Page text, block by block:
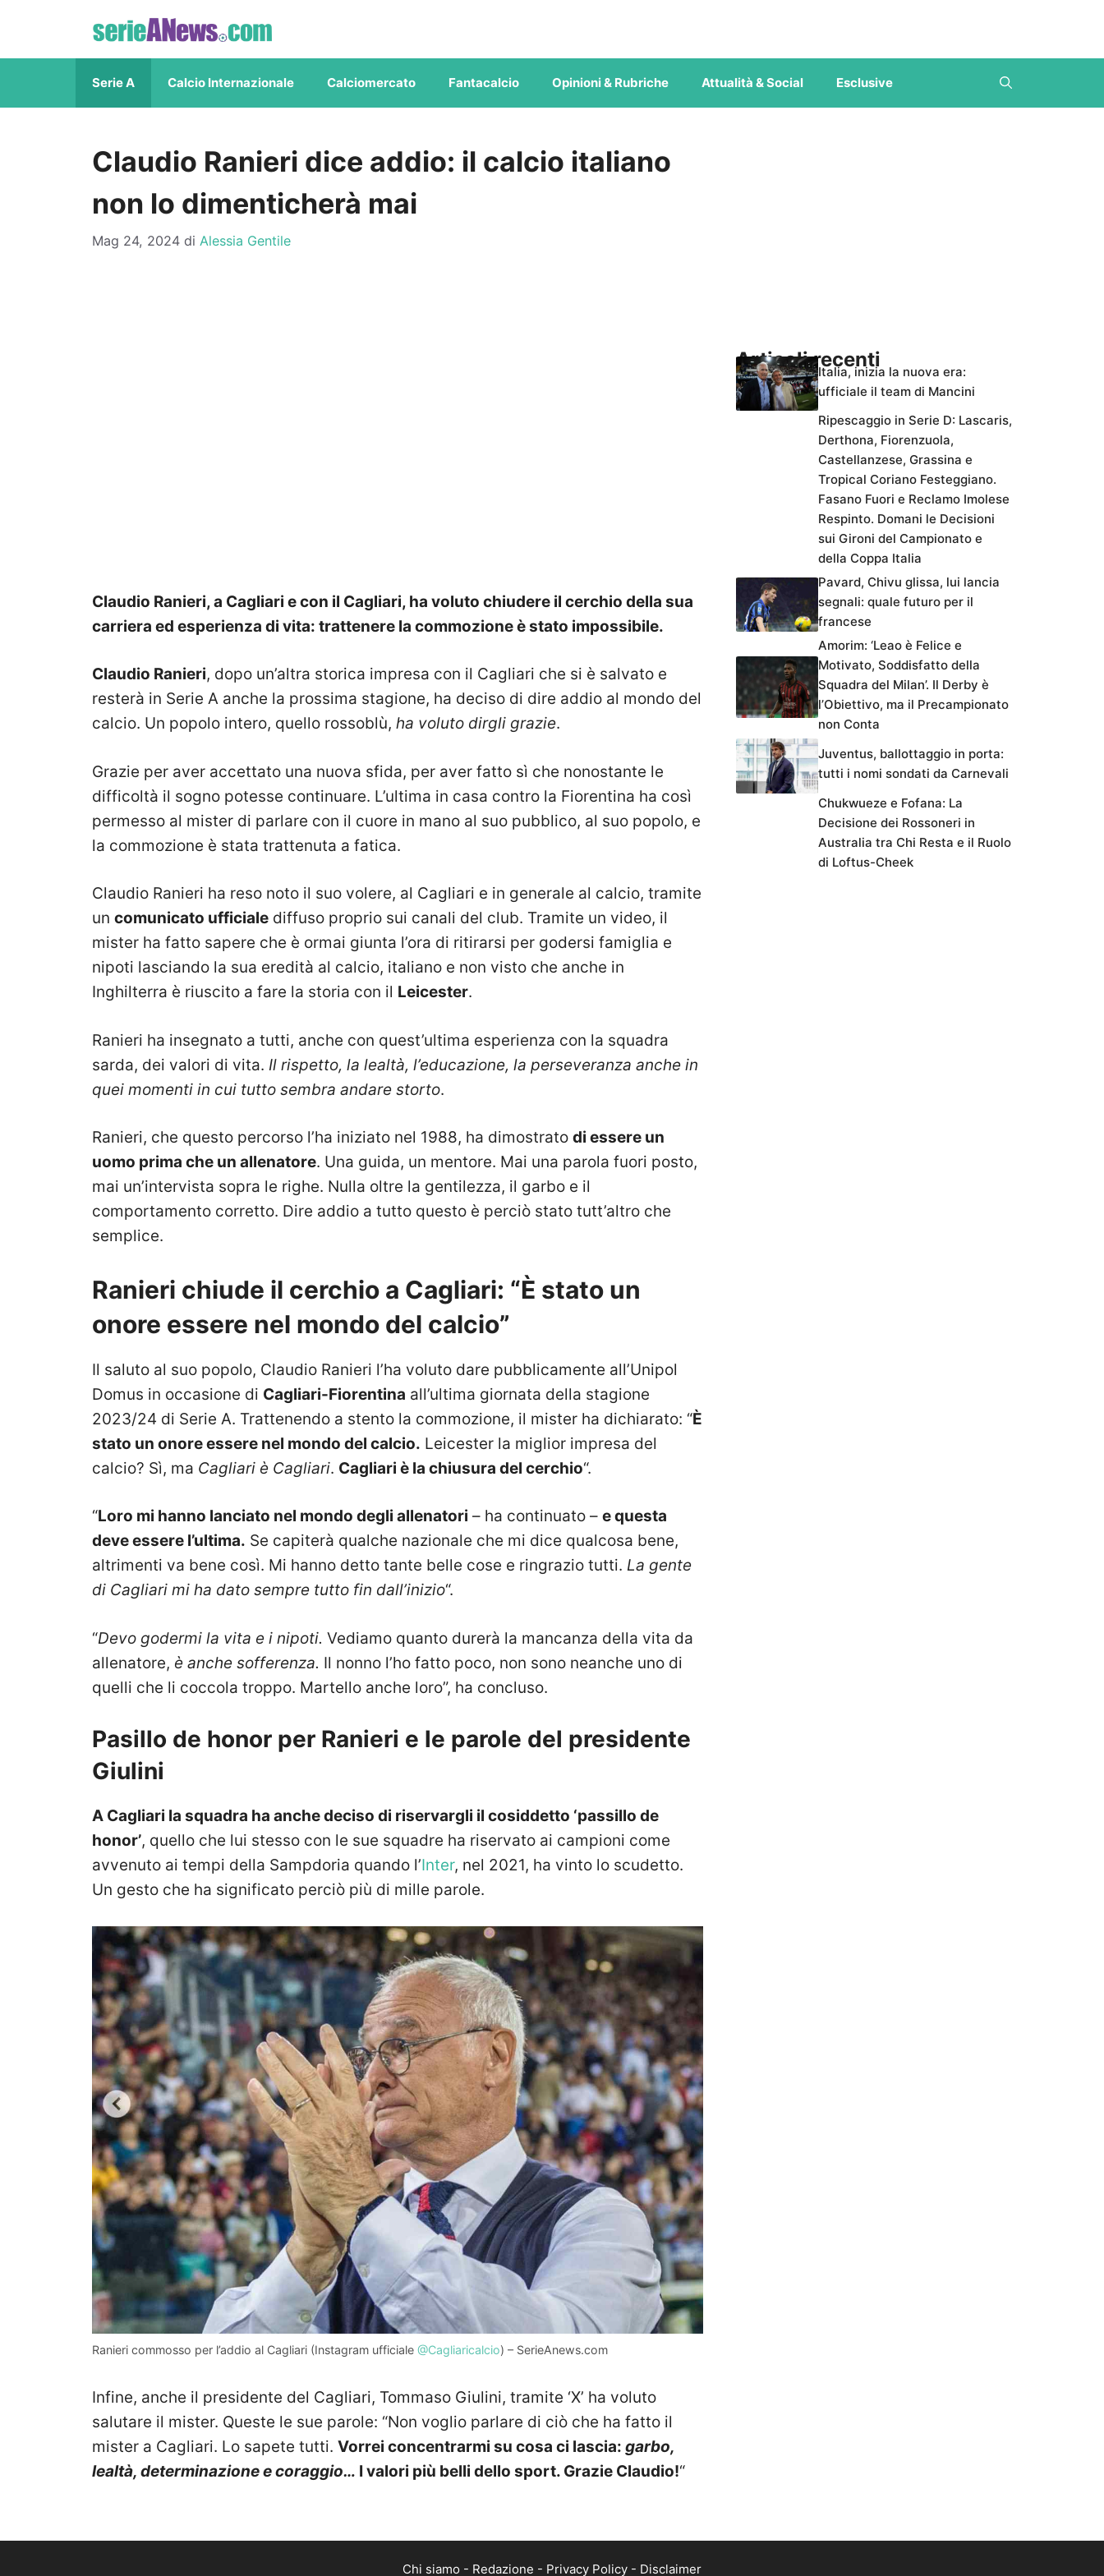
contenuto
Serie A Calcio Internazionale Calciomercato Fantacalcio Opinioni & Rubriche Attualità & Social Esclusive
Claudio Ranieri dice addio: il calcio italiano
non lo dimenticherà mai
Mag 24, 2024 di Alessia Gentile
Claudio Ranieri, a Cagliari e con il Cagliari, ha voluto chiudere il cerchio della sua
carriera ed esperienza di vita: trattenere la commozione è stato impossibile.
Claudio Ranieri, dopo un’altra storica impresa con il Cagliari che si è salvato e
resterà in Serie A anche la prossima stagione, ha deciso di dire addio al mondo del
calcio. Un popolo intero, quello rossoblù, ha voluto dirgli grazie.
Grazie per aver accettato una nuova sfida, per aver fatto sì che nonostante le
difficoltà il sogno potesse continuare. L’ultima in casa contro la Fiorentina ha così
permesso al mister di parlare con il cuore in mano al suo pubblico, al suo popolo, e
la commozione è stata trattenuta a fatica.
Claudio Ranieri ha reso noto il suo volere, al Cagliari e in generale al calcio, tramite
un comunicato ufficiale diffuso proprio sui canali del club. Tramite un video, il
mister ha fatto sapere che è ormai giunta l’ora di ritirarsi per godersi famiglia e
nipoti lasciando la sua eredità al calcio, italiano e non visto che anche in
Inghilterra è riuscito a fare la storia con il Leicester.
Ranieri ha insegnato a tutti, anche con quest’ultima esperienza con la squadra
sarda, dei valori di vita. Il rispetto, la lealtà, l’educazione, la perseveranza anche in
quei momenti in cui tutto sembra andare storto.
Ranieri, che questo percorso l’ha iniziato nel 1988, ha dimostrato di essere un
uomo prima che un allenatore. Una guida, un mentore. Mai una parola fuori posto,
mai un’intervista sopra le righe. Nulla oltre la gentilezza, il garbo e il
comportamento corretto. Dire addio a tutto questo è perciò stato tutt’altro che
semplice.
Ranieri chiude il cerchio a Cagliari: “È stato un
onore essere nel mondo del calcio”
Il saluto al suo popolo, Claudio Ranieri l’ha voluto dare pubblicamente all’Unipol
Domus in occasione di Cagliari-Fiorentina all’ultima giornata della stagione
2023/24 di Serie A. Trattenendo a stento la commozione, il mister ha dichiarato: “È
stato un onore essere nel mondo del calcio. Leicester la miglior impresa del
calcio? Sì, ma Cagliari è Cagliari. Cagliari è la chiusura del cerchio“.
“Loro mi hanno lanciato nel mondo degli allenatori – ha continuato – e questa
deve essere l’ultima. Se capiterà qualche nazionale che mi dice qualcosa bene,
altrimenti va bene così. Mi hanno detto tante belle cose e ringrazio tutti. La gente
di Cagliari mi ha dato sempre tutto fin dall’inizio“.
“Devo godermi la vita e i nipoti. Vediamo quanto durerà la mancanza della vita da
allenatore, è anche sofferenza. Il nonno l’ho fatto poco, non sono neanche uno di
quelli che li coccola troppo. Martello anche loro”, ha concluso.
Pasillo de honor per Ranieri e le parole del presidente
Giulini
A Cagliari la squadra ha anche deciso di riservargli il cosiddetto ‘passillo de
honor’, quello che lui stesso con le sue squadre ha riservato ai campioni come
avvenuto ai tempi della Sampdoria quando l’Inter, nel 2021, ha vinto lo scudetto.
Un gesto che ha significato perciò più di mille parole.
Ranieri commosso per l’addio al Cagliari (Instagram ufficiale @Cagliaricalcio) – SerieAnews.com
Infine, anche il presidente del Cagliari, Tommaso Giulini, tramite ‘X’ ha voluto
salutare il mister. Queste le sue parole: “Non voglio parlare di ciò che ha fatto il
mister a Cagliari. Lo sapete tutti. Vorrei concentrarmi su cosa ci lascia: garbo,
lealtà, determinazione e coraggio… I valori più belli dello sport. Grazie Claudio!“
Articoli recenti
Italia, inizia la nuova era:
ufficiale il team di Mancini
Ripescaggio in Serie D: Lascaris,
Derthona, Fiorenzuola,
Castellanzese, Grassina e
Tropical Coriano Festeggiano.
Fasano Fuori e Reclamo Imolese
Respinto. Domani le Decisioni
sui Gironi del Campionato e
della Coppa Italia
Pavard, Chivu glissa, lui lancia
segnali: quale futuro per il
francese
Amorim: ‘Leao è Felice e
Motivato, Soddisfatto della
Squadra del Milan’. Il Derby è
l’Obiettivo, ma il Precampionato
non Conta
Juventus, ballottaggio in porta:
tutti i nomi sondati da Carnevali
Chukwueze e Fofana: La
Decisione dei Rossoneri in
Australia tra Chi Resta e il Ruolo
di Loftus-Cheek
Chi siamo - Redazione - Privacy Policy - Disclaimer